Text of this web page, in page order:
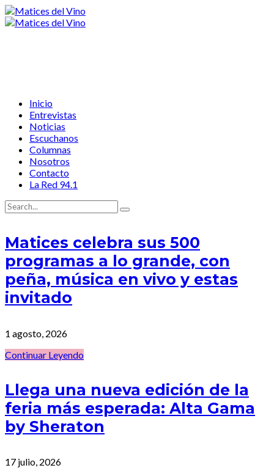
Inicio
Entrevistas
Noticias
Escuchanos
Columnas
Nosotros
Contacto
La Red 94.1
Matices celebra sus 500
programas a lo grande, con
peña, música en vivo y estas
invitado
1 agosto, 2026
Continuar Leyendo
Llega una nueva edición de la
feria más esperada: Alta Gama
by Sheraton
17 julio, 2026